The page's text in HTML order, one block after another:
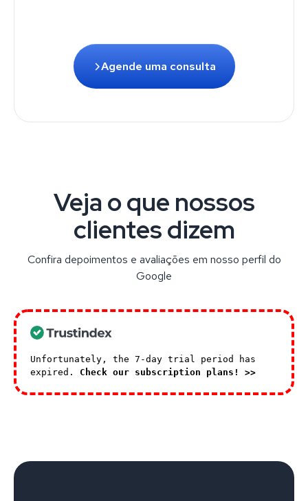
Agende uma consulta
Veja o que nossos
clientes dizem
Confira depoimentos e avaliações em nosso perfil do
Google
Unfortunately, the 7-day trial period has
expired. Check our subscription plans! >>